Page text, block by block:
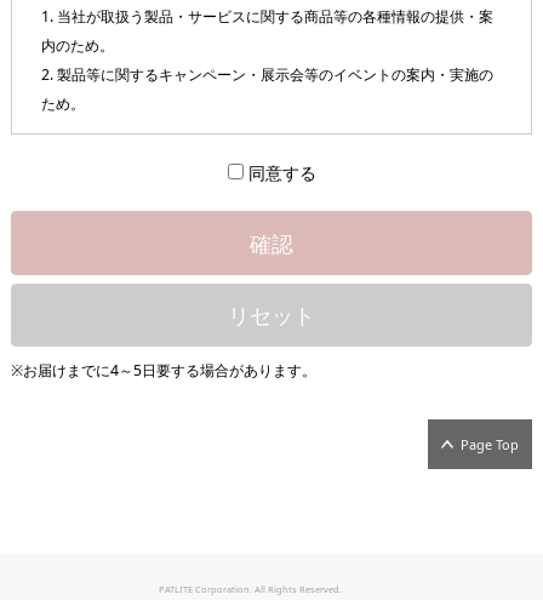
1. 当社が取扱う製品・サービスに関する商品等の各種情報の提供・案
内のため。
2. 製品等に関するキャンペーン・展示会等のイベントの案内・実施の
ため。
同意する
確認
リセット
※お届けまでに4～5日要する場合があります。
Page Top
PATLITE Corporation. All Rights Reserved.